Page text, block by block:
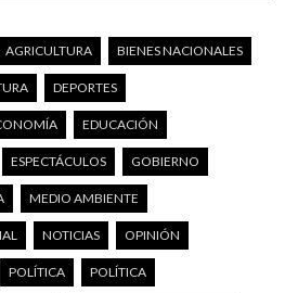
AGRICULTURA BIENES NACIONALES
DEPORTES
EDUCACIÓN
ESPECTÁCULOS GOBIERNO
MEDIO AMBIENTE
NOTICIAS OPINIÓN
POLÍTICA POLÍTICA